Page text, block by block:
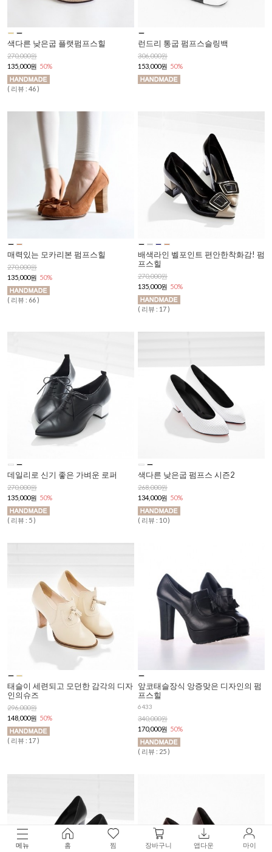
색다른 낮은굽 플랫펌프스힐
270,000원
135,000원 50%
( 리뷰 : 46 )
런드리 통굽 펌프스슬링백
306,000원
153,000원 50%
매력있는 모카리본 펌프스힐
270,000원
135,000원 50%
( 리뷰 : 66 )
배색라인 벨포인트 편안한착화감! 펌
프스힐
270,000원
135,000원 50%
( 리뷰 : 17 )
데일리로 신기 좋은 가벼운 로퍼
270,000원
135,000원 50%
( 리뷰 : 5 )
색다른 낮은굽 펌프스 시즌2
268,000원
134,000원 50%
( 리뷰 : 10 )
태슬이 세련되고 모던한 감각의 디자
인의슈즈
296,000원
148,000원 50%
( 리뷰 : 17 )
앞코태슬장식 앙증맞은 디자인의 펌
프스힐
6433
340,000원
170,000원 50%
( 리뷰 : 25 )
메뉴 홈 찜 장바구니 앱다운 마이